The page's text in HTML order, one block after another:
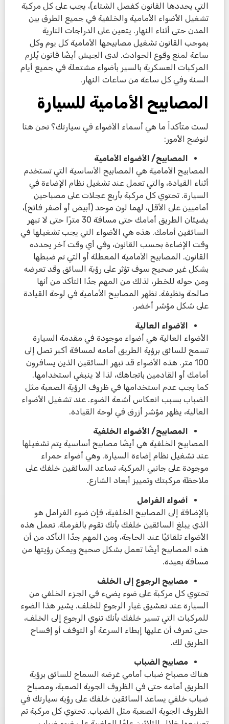
التي يحددها القانون كفصل الشتاء)، يجب على كل مركبة
تشغيل الأضواء الأمامية والخلفية في جميع الطرق بين
المدن حتى أثناء النهار. يتعين على الدراجات النارية
بموجب القانون تشغيل مصابيحها الأمامية كل يوم وكل
ساعة لمنع وقوع الحوادث. لدى الجيش أيضًا قانون يُلزم
المركبات العسكرية بالسير بأضواء مشتعلة في جميع أيام
السنة وفي كل ساعة من ساعات النهار.
المصابيح الأمامية للسيارة
لست متأكداً ما هي أسماء الأضواء في سيارتك؟ نحن هنا
لنوضح الأمور:
المصابيح/ الأضواء الأمامية
المصابيح الأمامية هي المصابيح الأساسية التي تستخدم
أثناء القيادة، والتي تعمل عند تشغيل نظام الإضاءة في
السيارة. تحتوي كل مركبة بأربع عجلات على مصباحين
أماميين على الأقل، لهما لون موحد (أبيض أو أصفر فاتح)،
يضيئان الطريق أمامك حتى مسافة 30 مترًا حتى لا تبهر
السائقين أمامك. هذه هي الأضواء التي يجب تشغيلها في
وقت الإضاءة بحسب القانون، وفي أي وقت آخر يحدده
القانون. المصابيح الأمامية المعطلة أو التي تم ضبطها
بشكل غير صحيح سوف تؤثر على رؤية السائق وقد تعرضه
ومن حوله للخطر، لذلك من المهم جدًا التأكد من أنها
صالحة ونظيفة. تظهر المصابيح الأمامية في لوحة القيادة
على شكل مؤشر أخضر.
الأضواء العالية
الأضواء العالية هي أضواء موجودة في مقدمة السيارة
تسمح للسائق برؤية الطريق أمامه لمسافة أكبر تصل إلى
100 متر. هذه الأضواء قد تبهر السائقين الذين يسافرون
أمامك أو القادمين باتجاهك، لذا لا ينبغي استخدامها.
كما يجب عدم استخدامها في ظروف الرؤية الصعبة مثل
الضباب بسبب انعكاس أشعة الضوء. عند تشغيل الأضواء
العالية، يظهر مؤشر أزرق في لوحة القيادة.
المصابيح/ الأضواء الخلفية
المصابيح الخلفية هي أيضًا مصابيح أساسية يتم تشغيلها
عند تشغيل نظام إضاءة السيارة. وهي أضواء حمراء
موجودة على جانبي المركبة، تساعد السائقين خلفك على
ملاحظة مركبتك وتمييز أبعاد الشارع.
أضواء الفرامل
بالإضافة إلى المصابيح الخلفية، فإن ضوء الفرامل هو
الذي يبلغ السائقين خلفك بأنك تقوم بالفرملة. تعمل هذه
الأضواء تلقائيًا عند الحاجة، ومن المهم جدًا التأكد من أن
هذه المصابيح أيضًا تعمل بشكل صحيح ويمكن رؤيتها من
مسافة بعيدة.
مصابيح الرجوع إلى الخلف
تحتوي كل مركبة على ضوء يضيء في الجزء الخلفي من
السيارة عند تعشيق غيار الرجوع للخلف. يشير هذا الضوء
للمركبات التي تسير خلفك بأنك تنوي الرجوع إلى الخلف،
حتى تعرف أن عليها إبطاء السرعة أو التوقف أو إفساح
الطريق لك.
مصابيح الضباب
هناك مصباح ضباب أمامي غرضه السماح للسائق برؤية
الطريق أمامه حتى في الظروف الجوية الصعبة، ومصباح
ضباب خلفي يساعد السائقين خلفك على رؤية سيارتك في
الظروف الجوية الصعبة مثل الضباب. تحتوي كل مركبة تم